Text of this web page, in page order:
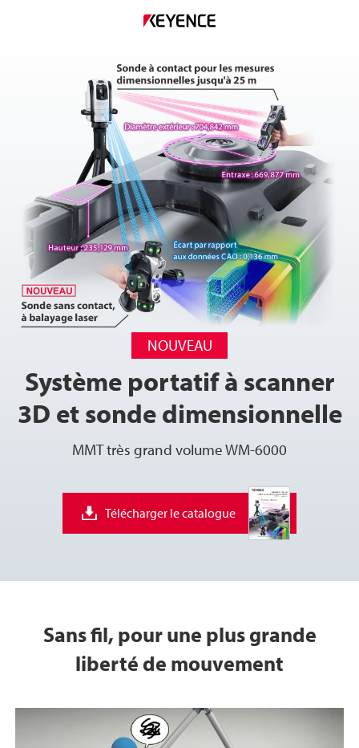
NOUVEAU
Système portatif à scanner
3D et sonde dimensionnelle
MMT très grand volume WM-6000
Télécharger le catalogue
Sans fil, pour une plus grande
liberté de mouvement